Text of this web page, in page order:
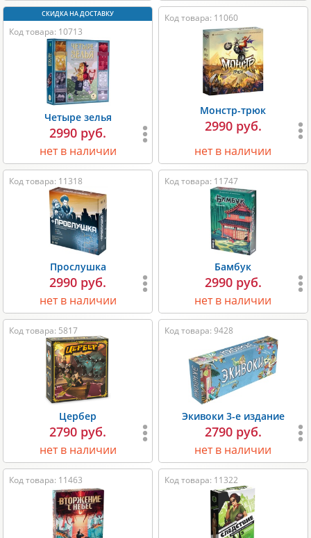
Код товара: 10713
Четыре зелья
2990 руб.
нет в наличии
Код товара: 11060
Монстр-трюк
2990 руб.
нет в наличии
Код товара: 11318
Прослушка
2990 руб.
нет в наличии
Код товара: 11747
Бамбук
2990 руб.
нет в наличии
Код товара: 5817
Цербер
2790 руб.
нет в наличии
Код товара: 9428
Экивоки 3-е издание
2790 руб.
нет в наличии
Код товара: 11463 Код товара: 11322